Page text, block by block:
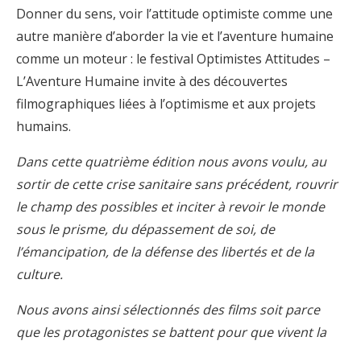
Donner du sens, voir l’attitude optimiste comme une
autre manière d’aborder la vie et l’aventure humaine
comme un moteur : le festival Optimistes Attitudes –
L’Aventure Humaine invite à des découvertes
filmographiques liées à l’optimisme et aux projets
humains.
Dans cette quatrième édition nous avons voulu, au
sortir de cette crise sanitaire sans précédent, rouvrir
le champ des possibles et inciter à revoir le monde
sous le prisme, du dépassement de soi, de
l’émancipation, de la défense des libertés et de la
culture.
Nous avons ainsi sélectionnés des films soit parce
que les protagonistes se battent pour que vivent la